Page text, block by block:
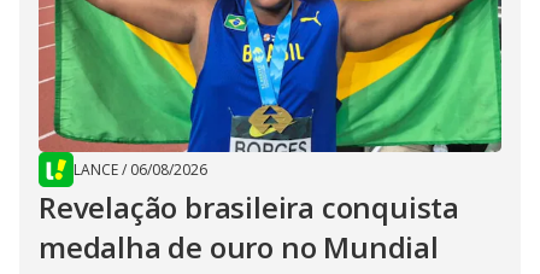
LANCE/ 06/08/2026
Revelação brasileira conquista
medalha de ouro no Mundial